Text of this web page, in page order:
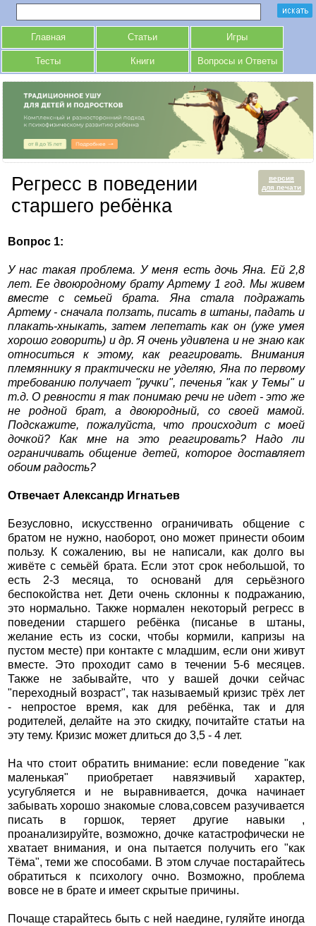
Главная Статьи Игры
Тесты Книги Вопросы и Ответы
версия
для печати
Регресс в поведении
старшего ребёнка
Вопрос 1:
У нас такая проблема. У меня есть дочь Яна. Ей 2,8
лет. Ее двоюродному брату Артему 1 год. Мы живем
вместе с семьей брата. Яна стала подражать
Артему - сначала ползать, писать в штаны, падать и
плакать-хныкать, затем лепетать как он (уже умея
хорошо говорить) и др. Я очень удивлена и не знаю как
относиться к этому, как реагировать. Внимания
племяннику я практически не уделяю, Яна по первому
требованию получает "ручки", печенья "как у Темы" и
т.д. О ревности я так понимаю речи не идет - это же
не родной брат, а двоюродный, со своей мамой.
Подскажите, пожалуйста, что происходит с моей
дочкой? Как мне на это реагировать? Надо ли
ограничивать общение детей, которое доставляет
обоим радость?
Отвечает Александр Игнатьев
Безусловно, искусственно ограничивать общение с
братом не нужно, наоборот, оно может принести обоим
пользу. К сожалению, вы не написали, как долго вы
живёте с семьёй брата. Если этот срок небольшой, то
есть 2-3 месяца, то основанй для серьёзного
беспокойства нет. Дети очень склонны к подражанию,
это нормально. Также нормален некоторый регресс в
поведении старшего ребёнка (писанье в штаны,
желание есть из соски, чтобы кормили, капризы на
пустом месте) при контакте с младшим, если они живут
вместе. Это проходит само в течении 5-6 месяцев.
Также не забывайте, что у вашей дочки сейчас
"переходный возраст", так называемый кризис трёх лет
- непростое время, как для ребёнка, так и для
родителей, делайте на это скидку, почитайте статьи на
эту тему. Кризис может длиться до 3,5 - 4 лет.
На что стоит обратить внимание: если поведение "как
маленькая" приобретает навязчивый характер,
усугубляется и не выравнивается, дочка начинает
забывать хорошо знакомые слова,совсем разучивается
писать в горшок, теряет другие навыки ,
проанализируйте, возможно, дочке катастрофически не
хватает внимания, и она пытается получить его "как
Тёма", теми же способами. В этом случае постарайтесь
обратиться к психологу очно. Возможно, проблема
вовсе не в брате и имеет скрытые причины.
Почаще старайтесь быть с ней наедине, гуляйте иногда